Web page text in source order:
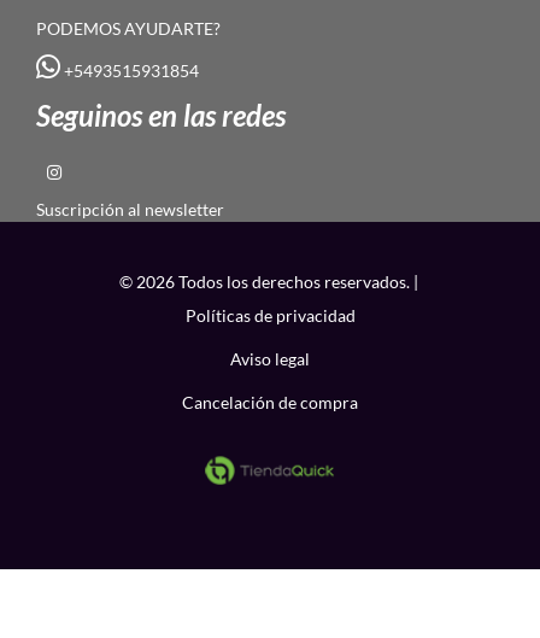
PODEMOS AYUDARTE?
+5493515931854
Seguinos en las redes
Suscripción al newsletter
© 2026 Todos los derechos reservados. |
Políticas de privacidad
Aviso legal
Cancelación de compra